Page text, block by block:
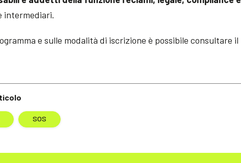
SOS
intermediari.
e sulle modalità di iscrizione è possibile consultare il